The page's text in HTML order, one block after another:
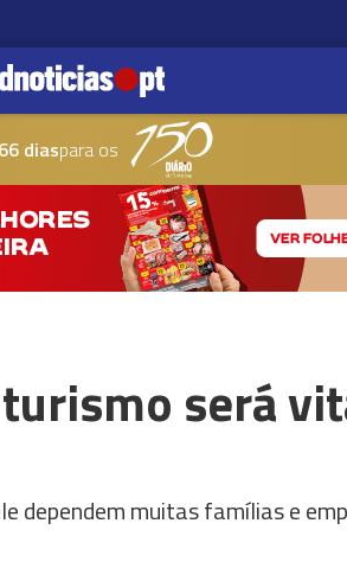
66 diaspara os
será
dependem muitas famílias e